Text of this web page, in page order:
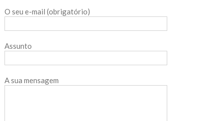
O seu e-mail (obrigatório)
Assunto
A sua mensagem